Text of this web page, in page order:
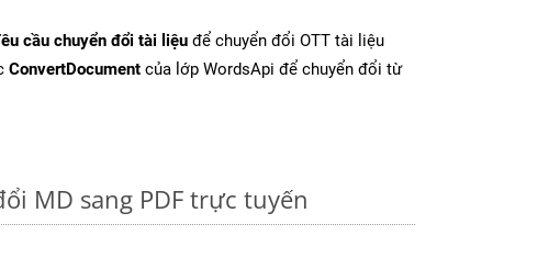
cầu chuyển đổi tài liệu để chuyển đổi OTT tài liệu
ConvertDocument của lớp WordsApi để chuyển đổi từ
MD sang PDF trực tuyến